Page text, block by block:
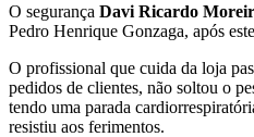
O segurança Davi Ricardo
Pedro Henrique Gonzaga, após
O profissional que cuida da loja
pedidos de clientes, não soltou o
tendo uma parada
resistiu aos ferimentos.